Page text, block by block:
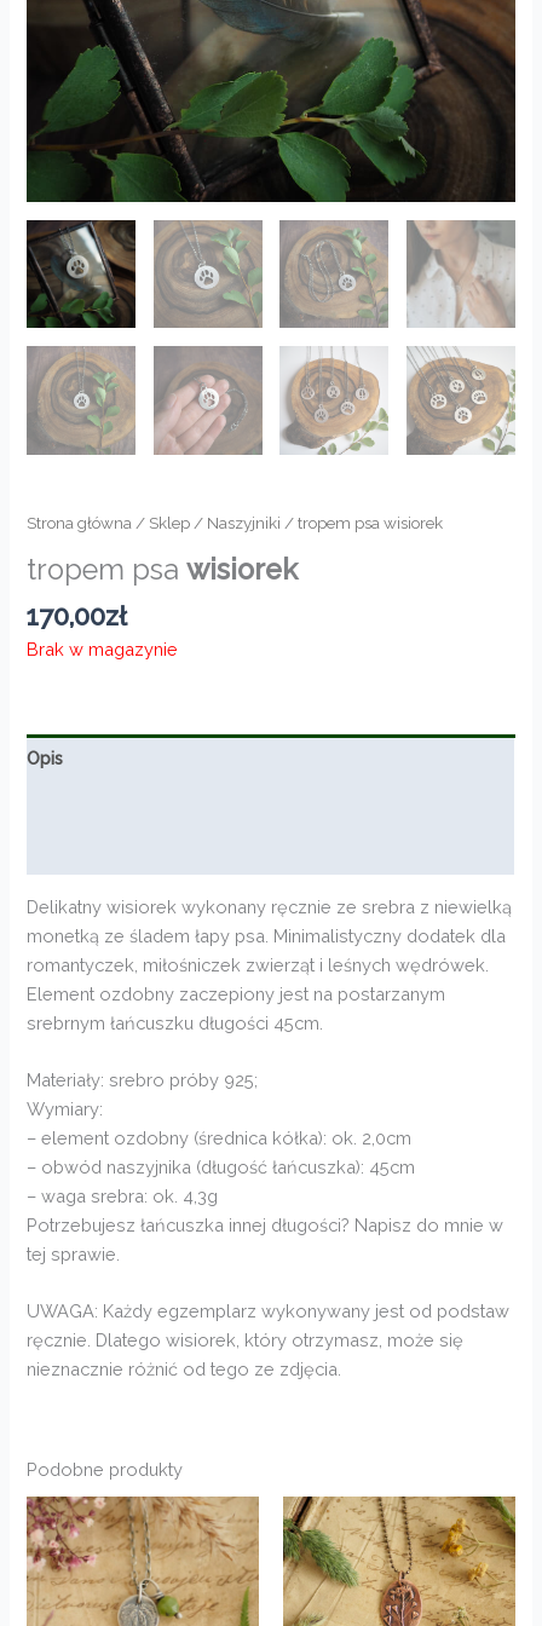
Strona główna / Sklep / Naszyjniki / tropem psa wisiorek
tropem psawisiorek
170,00zł
Brak w magazynie
Opis
Delikatny wisiorek wykonany ręcznie ze srebra z niewielką
monetką ze śladem łapy psa. Minimalistyczny dodatek dla
romantyczek, miłośniczek zwierząt i leśnych wędrówek.
Element ozdobny zaczepiony jest na postarzanym
srebrnym łańcuszku długości 45cm.
Materiały: srebro próby 925;
Wymiary:
– element ozdobny (średnica kółka): ok. 2,0cm
– obwód naszyjnika (długość łańcuszka): 45cm
– waga srebra: ok. 4,3g
Potrzebujesz łańcuszka innej długości? Napisz do mnie w
tej sprawie.
UWAGA: Każdy egzemplarz wykonywany jest od podstaw
ręcznie. Dlatego wisiorek, który otrzymasz, może się
nieznacznie różnić od tego ze zdjęcia.
Podobne produkty